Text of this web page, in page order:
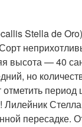
Stella de
высота — 40
но
Лилейник
пересадке.